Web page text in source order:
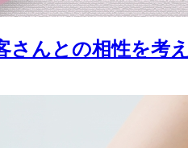
さんとの相性を考